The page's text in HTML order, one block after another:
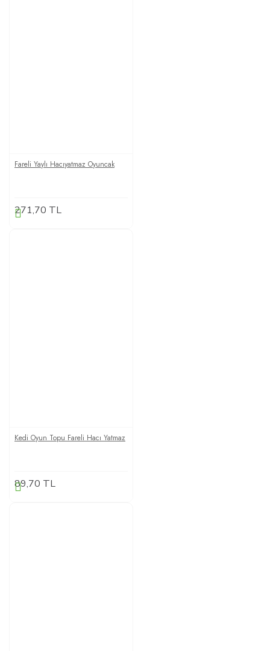
Fareli Yaylı Hacıyatmaz Oyuncak
271,70 TL
Kedi Oyun Topu Fareli Hacı Yatmaz
89,70 TL